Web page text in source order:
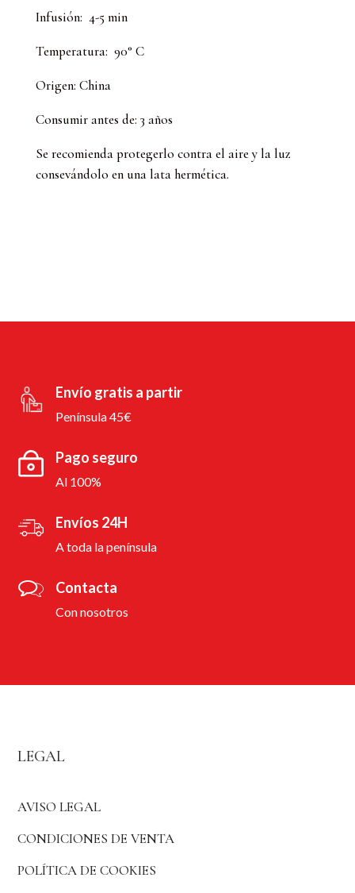
Infusión: 4-5 min
Temperatura: 90° C
Origen: China
Consumir antes de: 3 años
Se recomienda protegerlo contra el aire y la luz
consevándolo en una lata hermética.
Envío gratis a partir
Península 45€
Pago seguro
Al 100%
Envíos 24H
A toda la península
Contacta
Con nosotros
LEGAL
AVISO LEGAL
CONDICIONES DE VENTA
POLÍTICA DE COOKIES